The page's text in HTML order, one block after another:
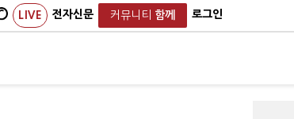
LIVE 전자신문 커뮤니티 함께 로그인